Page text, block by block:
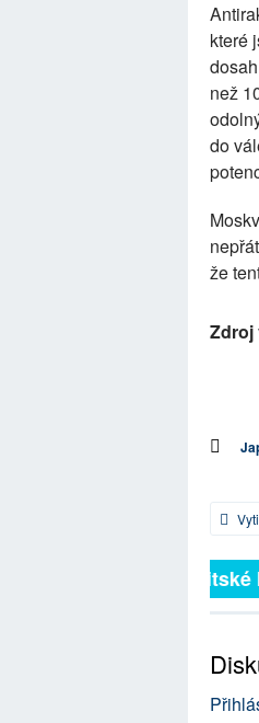
které
než
do
že
Zdroj
Britské